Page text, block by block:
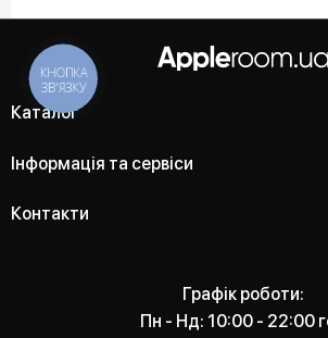
Каталог
Інформація та сервіси
Контакти
Графік роботи:
Пн - Нд: 10:00 - 22:00
КНОПКА
ЗВ'ЯЗКУ